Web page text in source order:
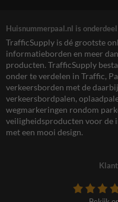
Huisnummerpaal.nl is
TrafficSupply is dé grootste
informatieborden en meer
producten. TrafficSupply
onder te verdelen in Traffic,
verkeersborden met de
verkeersbordpalen,
wegmarkeringen rondom
veiligheidsproducten voor de
met een mooi design.